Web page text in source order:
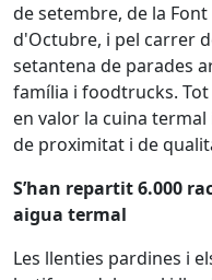
de setembre, de la Font
d'Octubre, i pel carrer
setantena de parades
família i foodtrucks.
en valor la cuina
de proximitat i de
S’han repartit 6.000
aigua termal
Les llenties pardines i